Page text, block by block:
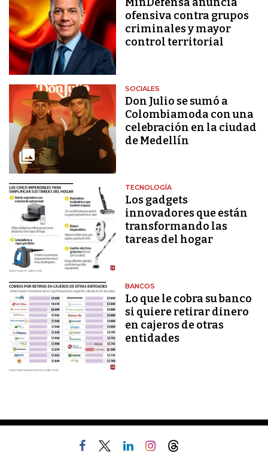
ofensiva contra grupos
criminales y mayor
control territorial
SOCIALES
Don Julio se sumó a
Colombiamoda con una
celebración en la ciudad
de Medellín
TECNOLOGÍA
Los gadgets
innovadores que están
transformando las
tareas del hogar
BANCOS
Lo que le cobra su banco
si quiere retirar dinero
en cajeros de otras
entidades